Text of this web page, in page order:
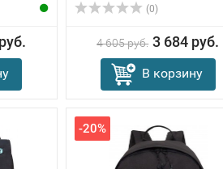
(0)
4 605 руб. 3 684 руб.
В корзину
-20%